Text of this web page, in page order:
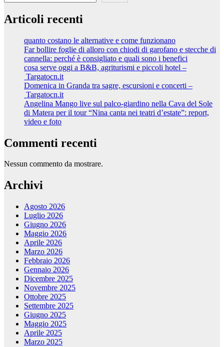
Articoli recenti
quanto costano le alternative e come funzionano
Far bollire foglie di alloro con chiodi di garofano e stecche di
cannella: perché è consigliato e quali sono i benefici
cosa serve oggi a B&B, agriturismi e piccoli hotel –
Targatocn.it
Domenica in Granda tra sagre, escursioni e concerti –
Targatocn.it
Angelina Mango live sul palco-giardino nella Cava del Sole
di Matera per il tour “Nina canta nei teatri d’estate”: report,
video e foto
Commenti recenti
Nessun commento da mostrare.
Archivi
Agosto 2026
Luglio 2026
Giugno 2026
Maggio 2026
Aprile 2026
Marzo 2026
Febbraio 2026
Gennaio 2026
Dicembre 2025
Novembre 2025
Ottobre 2025
Settembre 2025
Giugno 2025
Maggio 2025
Aprile 2025
Marzo 2025